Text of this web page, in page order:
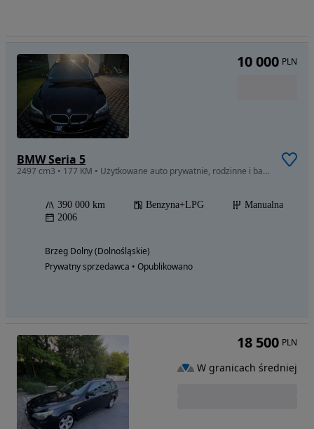
BMW Seria 5
2497 cm3 • 177 KM • Użytkowane auto prywatnie, rodzinne i bardzo komfortowe.
390 000 km Benzyna+LPG
Manualna
2006
Brzeg Dolny (Dolnośląskie)
Prywatny sprzedawca • Opublikowano
10 000 PLN
18 500 PLN
W granicach średniej